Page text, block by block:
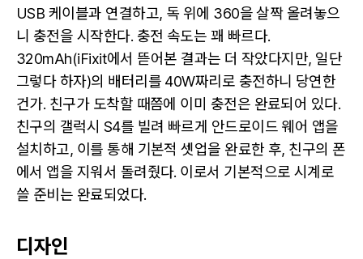
USB 케이블과 연결하고, 독 위에 360을 살짝 올려놓으
니 충전을 시작한다. 충전 속도는 꽤 빠르다.
320mAh(iFixit에서 뜯어본 결과는 더 작았다지만, 일단
그렇다 하자)의 배터리를 40W짜리로 충전하니 당연한
건가. 친구가 도착할 때쯤에 이미 충전은 완료되어 있다.
친구의 갤럭시 S4를 빌려 빠르게 안드로이드 웨어 앱을
설치하고, 이를 통해 기본적 셋업을 완료한 후, 친구의 폰
에서 앱을 지워서 돌려줬다. 이로서 기본적으로 시계로
쓸 준비는 완료되었다.
디자인